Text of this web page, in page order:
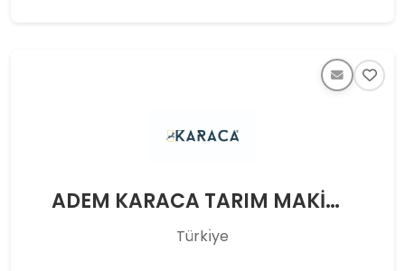
ADEM KARACA TARIM MAKİNALARI SANAYİ VE TİCARET LİMİTED ŞİRKETİ
Türkı̇ye